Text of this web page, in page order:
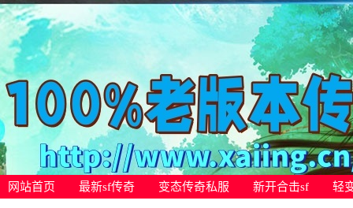
网站首页 最新sf传奇 变态传奇私服 新开合击sf 轻